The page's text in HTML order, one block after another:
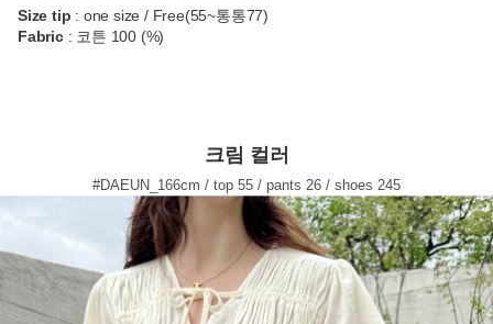
Size tip : one size / Free(55~통통77)
Fabric: 코튼 100 (%)
크림 컬러
#DAEUN_166cm / top 55 / pants 26 / shoes 245